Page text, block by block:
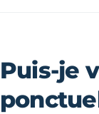
Puis-je